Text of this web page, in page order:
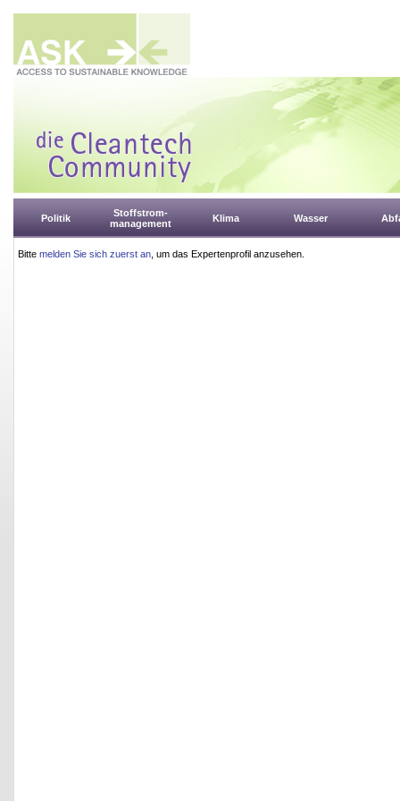
Politik
Stoffstrom-
management
Klima Wasser
Bitte melden Sie sich zuerst an , um das Expertenprofil anzusehen.